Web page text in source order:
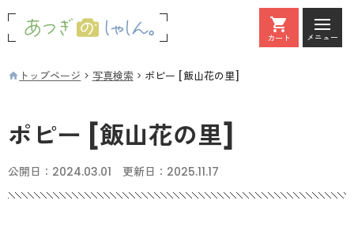
カート
カート メニュー
トップページ 写真検索 ポピー [飯山花の里]
ポピー [飯山花の里]
公開日： 2024.03.01 更新日： 2025.11.17